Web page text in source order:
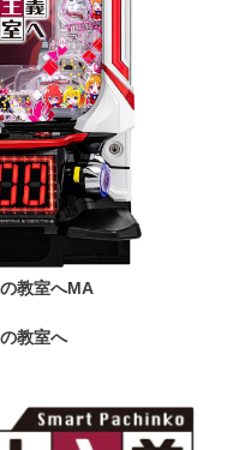
教室へMA
教室へ